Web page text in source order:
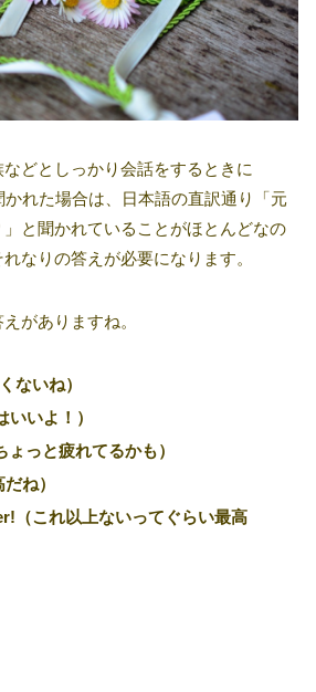
どとしっかり会話をするときに
かれた場合は、日本語の直訳通り「元
と聞かれていることがほとんどなの
なりの答えが必要になります。
がありますね。
ないね）
いいよ！）
っと疲れてるかも）
ね）
（これ以上ないってぐらい最高